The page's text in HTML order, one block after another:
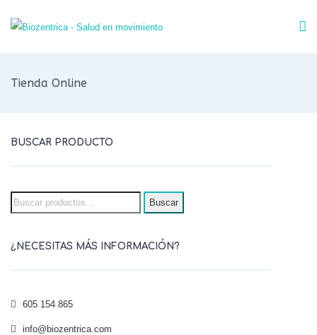
Tienda Online
BUSCAR PRODUCTO
Búsqueda
Buscar
¿NECESITAS MÁS INFORMACIÓN?
605 154 865
info@biozentrica.com